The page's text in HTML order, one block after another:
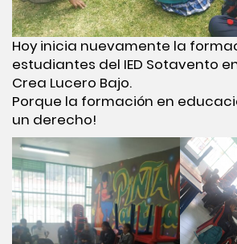
Hoy inicia nuevamente la
estudiantes del IED Sotavento
Crea Lucero Bajo.
Porque la formación en
un derecho!